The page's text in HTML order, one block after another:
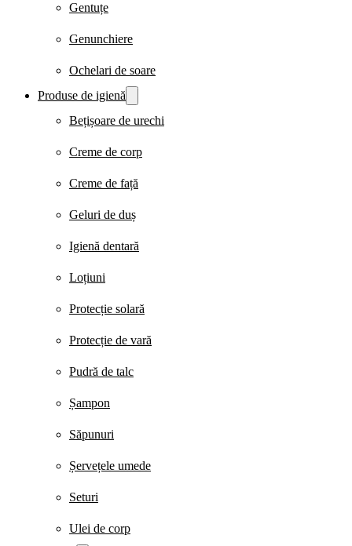
Gentuțe
Genunchiere
Ochelari de soare
Produse de igienă
Bețișoare de urechi
Creme de corp
Creme de față
Geluri de duș
Igienă dentară
Loțiuni
Protecție solară
Protecție de vară
Pudră de talc
Șampon
Săpunuri
Șervețele umede
Seturi
Ulei de corp